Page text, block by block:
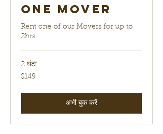
One Mover
Rent one of our Movers for up to
2hrs
2 घंटा
149
यूएस
$149
अभी बुक करें